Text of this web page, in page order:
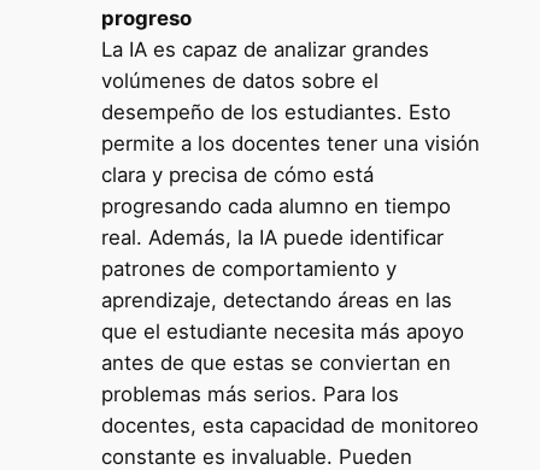
progreso
La IA es capaz de analizar grandes
volúmenes de datos sobre el
desempeño de los estudiantes. Esto
permite a los docentes tener una visión
clara y precisa de cómo está
progresando cada alumno en tiempo
real. Además, la IA puede identificar
patrones de comportamiento y
aprendizaje, detectando áreas en las
que el estudiante necesita más apoyo
antes de que estas se conviertan en
problemas más serios. Para los
docentes, esta capacidad de monitoreo
constante es invaluable. Pueden